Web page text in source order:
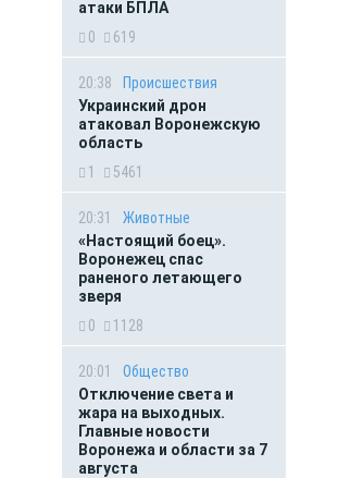
атаки БПЛА
0
619
20:38
Происшествия
Украинский дрон
атаковал Воронежскую
область
1
5461
20:31
Животные
«Настоящий боец».
Воронежец спас
раненого летающего
зверя
0
1128
20:01
Общество
Отключение света и
жара на выходных.
Главные новости
Воронежа и области за 7
августа